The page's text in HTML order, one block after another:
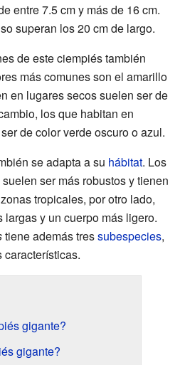
entre 7.5 cm y más de 16 cm.
superan los 20 cm de largo.
de este ciempiés también
más comunes son el amarillo
en lugares secos suelen ser de
los que habitan en
de color verde oscuro o azul.
se adapta a su hábitat. Los
ser más robustos y tienen
tropicales, por otro lado,
y un cuerpo más ligero.
tiene además tressubespecies,
gigante?
gigante?